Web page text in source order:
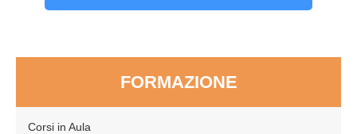
FORMAZIONE
Corsi in Aula